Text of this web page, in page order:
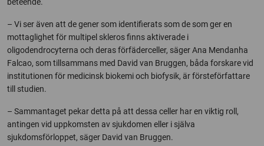
– Vi ser även att de gener som identifierats som de som ger en
mottaglighet för multipel skleros finns aktiverade i
oligodendrocyterna och deras förfäderceller, säger Ana Mendanha
Falcao, som tillsammans med David van Bruggen, båda forskare vid
institutionen för medicinsk biokemi och biofysik, är försteförfattare
till studien.
­­– Sammantaget pekar detta på att dessa celler har en viktig roll,
antingen vid uppkomsten av sjukdomen eller i själva
sjukdomsförloppet, säger David van Bruggen.